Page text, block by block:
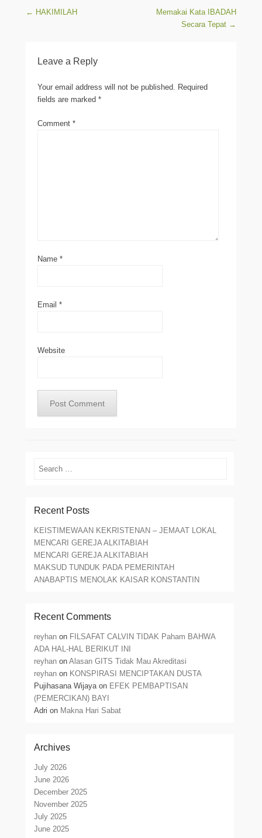
Post navigation
← HAKIMILAH
Memakai Kata IBADAH
Secara Tepat →
Leave a Reply
Your email address will not be published. Required
fields are marked *
Comment *
Name *
Email *
Website
Search
Recent Posts
KEISTIMEWAAN KEKRISTENAN – JEMAAT LOKAL
MENCARI GEREJA ALKITABIAH
MENCARI GEREJA ALKITABIAH
MAKSUD TUNDUK PADA PEMERINTAH
ANABAPTIS MENOLAK KAISAR KONSTANTIN
Recent Comments
reyhan on FILSAFAT CALVIN TIDAK Paham BAHWA
ADA HAL-HAL BERIKUT INI
reyhan onAlasan GITS Tidak Mau Akreditasi
reyhan on KONSPIRASI MENCIPTAKAN DUSTA
Pujihasana Wijayaon EFEK PEMBAPTISAN
(PEMERCIKAN) BAYI
Adri on Makna Hari Sabat
Archives
July 2026
June 2026
December 2025
November 2025
July 2025
June 2025